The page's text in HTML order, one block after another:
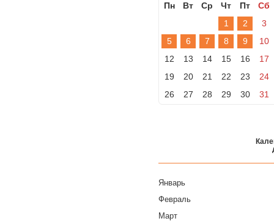
Пн Вт Ср Чт Пт
Сб
1
2
3
5
6 7 8 9
10
12
13 14 15 16
17
19
20 21 22 23
24
26
27 28 29 30 31
Январь
Февраль
Март